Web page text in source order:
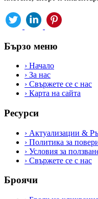
Бързо меню
› Начало
› За нас
› Свържете се с нас
› Карта на сайта
Ресурси
› Актуализации &
› Политика за
› Условия за
› Свържете се с нас
Броячи